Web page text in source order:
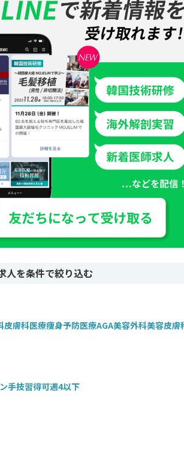
人を条件で絞り込む
皮膚科医療痩身予防医療AGA美容外科美容皮膚
手技習得可週4以下